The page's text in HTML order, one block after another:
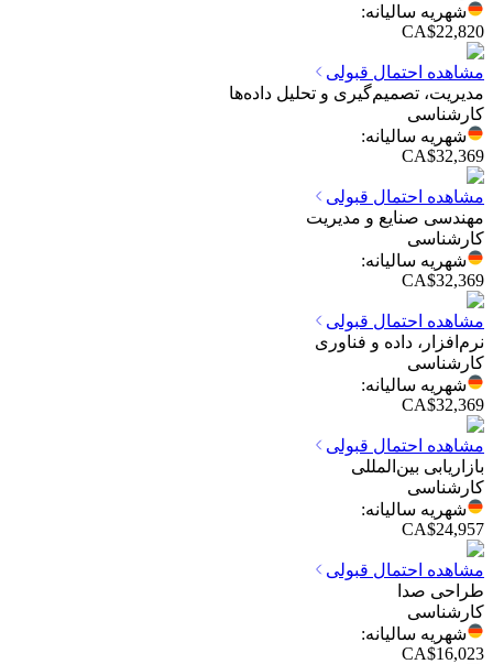
شهریه سالیانه:
CA$22,820
مشاهده احتمال قبولی
مدیریت، تصمیم‌گیری و تحلیل داده‌ها
کارشناسی
شهریه سالیانه:
CA$32,369
مشاهده احتمال قبولی
مهندسی صنایع و مدیریت
کارشناسی
شهریه سالیانه:
CA$32,369
مشاهده احتمال قبولی
نرم‌افزار، داده و فناوری
کارشناسی
شهریه سالیانه:
CA$32,369
مشاهده احتمال قبولی
بازاریابی بین‌المللی
کارشناسی
شهریه سالیانه:
CA$24,957
مشاهده احتمال قبولی
طراحی صدا
کارشناسی
شهریه سالیانه:
CA$16,023